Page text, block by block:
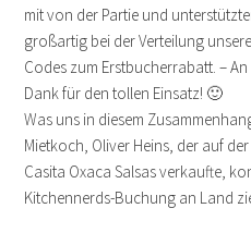
mit von der Partie und
großartig bei der Verteilung
Codes zum Erstbucherrabatt. –
Dank für den tollen Einsatz! 🙂
Was uns in diesem
Mietkoch, Oliver Heins, der auf
Casita Oxaca Salsas verkaufte,
Kitchennerds-Buchung an Land